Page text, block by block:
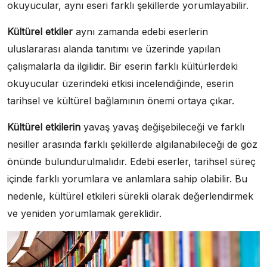
okuyucular, aynı eseri farklı şekillerde yorumlayabilir.
Kültürel etkiler aynı zamanda edebi eserlerin
uluslararası alanda tanıtımı ve üzerinde yapılan
çalışmalarla da ilgilidir. Bir eserin farklı kültürlerdeki
okuyucular üzerindeki etkisi incelendiğinde, eserin
tarihsel ve kültürel bağlamının önemi ortaya çıkar.
Kültürel etkilerin yavaş yavaş değişebileceği ve farklı
nesiller arasında farklı şekillerde algılanabileceği de göz
önünde bulundurulmalıdır. Edebi eserler, tarihsel süreç
içinde farklı yorumlara ve anlamlara sahip olabilir. Bu
nedenle, kültürel etkileri sürekli olarak değerlendirmek
ve yeniden yorumlamak gereklidir.